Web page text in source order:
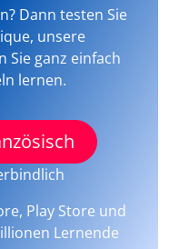
Dann testen Sie
unsere
Sie ganz einfach
lernen.
Play Store und
Lernende